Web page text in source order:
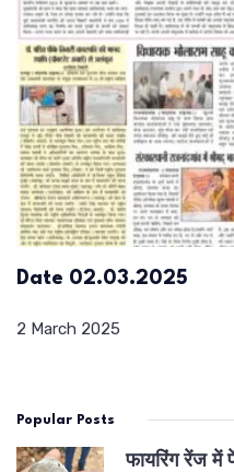
Date 02.03.2025
2 March 2025
Popular Posts
फायरिंग रेंज में